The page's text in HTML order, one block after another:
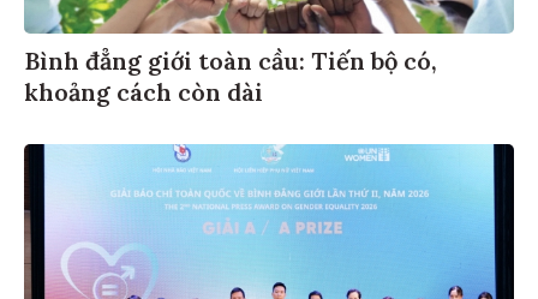
Bình đẳng giới toàn cầu: Tiến bộ có,
khoảng cách còn dài